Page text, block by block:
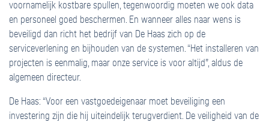
voornamelijk kostbare spullen, tegenwoordig moeten we ook data
en personeel goed beschermen. En wanneer alles naar wens is
beveiligd dan richt het bedrijf van De Haas zich op de
serviceverlening en bijhouden van de systemen. “Het installeren van
projecten is eenmalig, maar onze service is voor altijd”, aldus de
algemeen directeur.
De Haas: “Voor een vastgoedeigenaar moet beveiliging een
investering zijn die hij uiteindelijk terugverdient. De veiligheid van de